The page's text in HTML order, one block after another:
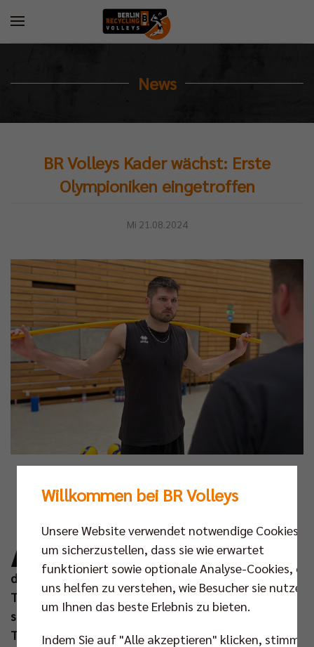
News
BR Volleys Kader wächst: Erste
Olympioniken eingetroffen
Mi 21.08.2024
A Berlin Recycling Volleys für die neue Saison
Form an. Headcoach Joel Banks konnte in
dieser Woche die Olympioniken Ruben Schott und
Tobias Krick im Training begrüßen. Zur Mannschaft
stieß auch Neuzugang Matthew Knigge, der mit
Team USA ebenfalls in Paris war. In den nächsten
Willkommen bei BR Volleys
Unsere Website verwendet notwendige Cookies,
um sicherzustellen, dass sie wie erwartet
funktioniert sowie optionale Analyse-Cookies, die
uns helfen zu verstehen, wie Besucher sie nutzen,
um Ihnen das beste Erlebnis zu bieten.
Indem Sie auf "Alle akzeptieren" klicken, stimmen